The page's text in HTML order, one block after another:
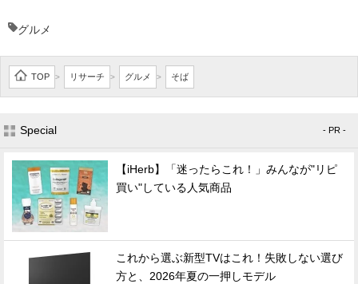
グルメ
TOP > リサーチ > グルメ > そば
Special - PR -
【iHerb】「迷ったらこれ！」みんなが"リピ
買い"している人気商品
これから選ぶ新型TVはこれ！失敗しない選び
方と、2026年夏の一押しモデル